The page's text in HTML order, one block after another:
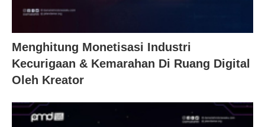
Menghitung Monetisasi Industri
Kecurigaan & Kemarahan Di Ruang Digital
Oleh Kreator